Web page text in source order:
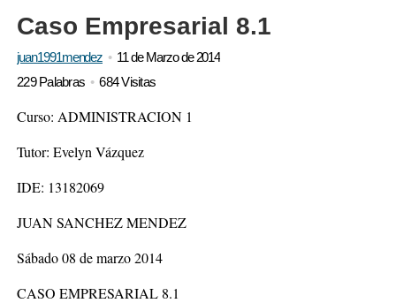
Registrarse
Iniciar sesión
Caso Empresarial 8.1
juan1991mendez
11 de Marzo de 2014
229 Palabras
684 Visitas
Curso: ADMINISTRACION 1
Tutor: Evelyn Vázquez
IDE: 13182069
JUAN SANCHEZ MENDEZ
Sábado 08 de marzo 2014
CASO EMPRESARIAL 8.1